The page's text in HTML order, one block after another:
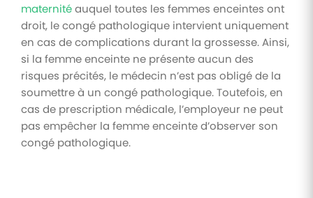
maternitéauquel toutes les femmes enceintes ont
droit, le congé pathologique intervient uniquement
en cas de complications durant la grossesse. Ainsi,
si la femme enceinte ne présente aucun des
risques précités, le médecin n’est pas obligé de la
soumettre à un congé pathologique. Toutefois, en
cas de prescription médicale, l’employeur ne peut
pas empêcher la femme enceinte d’observer son
congé pathologique.